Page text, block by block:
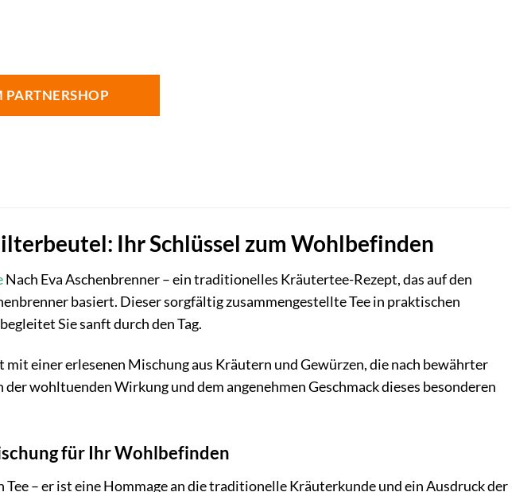
PARTNERSHOP
Ihr Schlüssel zum Wohlbefinden
Nach Eva Aschenbrenner – ein traditionelles Kräutertee-Rezept, das auf den
basiert. Dieser sorgfältig zusammengestellte Tee in praktischen
Sie sanft durch den Tag.
einer erlesenen Mischung aus Kräutern und Gewürzen, die nach bewährter
wohltuenden Wirkung und dem angenehmen Geschmack dieses besonderen
für Ihr Wohlbefinden
Tee – er ist eine Hommage an die traditionelle Kräuterkunde und ein Ausdruck der